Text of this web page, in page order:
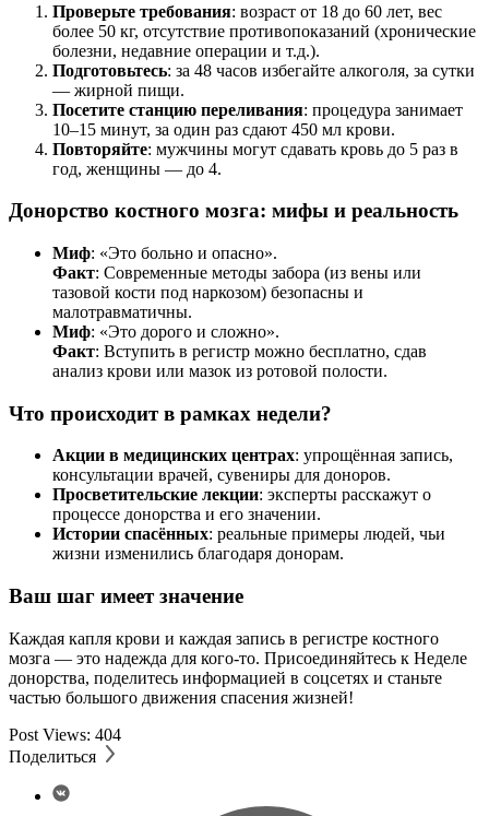
Проверьте требования: возраст от 18 до 60 лет, вес
более 50 кг, отсутствие противопоказаний (хронические
болезни, недавние операции и т.д.).
Подготовьтесь: за 48 часов избегайте алкоголя, за сутки
— жирной пищи.
Посетите станцию переливания: процедура занимает
10–15 минут, за один раз сдают 450 мл крови.
Повторяйте: мужчины могут сдавать кровь до 5 раз в
год, женщины — до 4.
Донорство костного мозга: мифы и реальность
Миф: «Это больно и опасно».
Факт: Современные методы забора (из вены или
тазовой кости под наркозом) безопасны и
малотравматичны.
Миф: «Это дорого и сложно».
Факт: Вступить в регистр можно бесплатно, сдав
анализ крови или мазок из ротовой полости.
Что происходит в рамках недели?
Акции в медицинских центрах: упрощённая запись,
консультации врачей, сувениры для доноров.
Просветительские лекции: эксперты расскажут о
процессе донорства и его значении.
Истории спасённых: реальные примеры людей, чьи
жизни изменились благодаря донорам.
Ваш шаг имеет значение
Каждая капля крови и каждая запись в регистре костного
мозга — это надежда для кого-то. Присоединяйтесь к Неделе
донорства, поделитесь информацией в соцсетях и станьте
частью большого движения спасения жизней!
Post Views: 404
Поделиться